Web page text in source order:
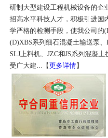
研制大型建设工程机械设备的企
招高水平科技人才，积极引进国
学严格的检测手段，使我公司的
(D)XBS系列细石混凝土输送泵、
SLJ上料机、JZC和JS系列混凝
受广大建...【 更多详情】